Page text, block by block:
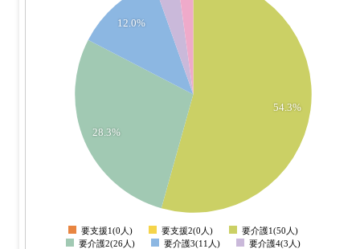
54.3%
28.3%
12.0%
0
要支援1(0人) 要支援2(0人)
要介護1(50人)
要介護2(26人)
要介護3(11人)
要介護4(3人)